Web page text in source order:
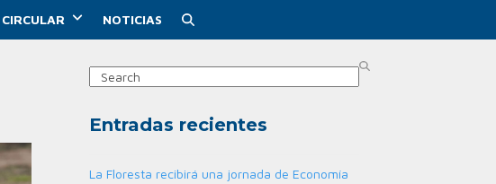
NOTICIAS
Search
Entradas recientes
La Floresta recibirá una jornada de Economía